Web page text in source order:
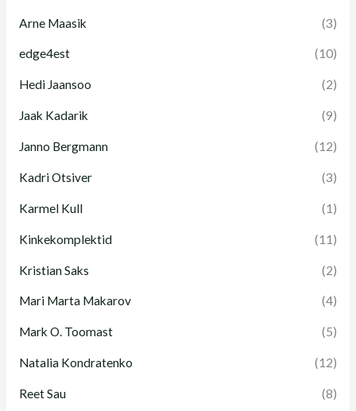
Arne Maasik (3)
edge4est (10)
Hedi Jaansoo (2)
Jaak Kadarik (9)
Janno Bergmann (12)
Kadri Otsiver (3)
Karmel Kull (1)
Kinkekomplektid (11)
Kristian Saks (2)
Mari Marta Makarov (4)
Mark O. Toomast (5)
Natalia Kondratenko (12)
Reet Sau (8)